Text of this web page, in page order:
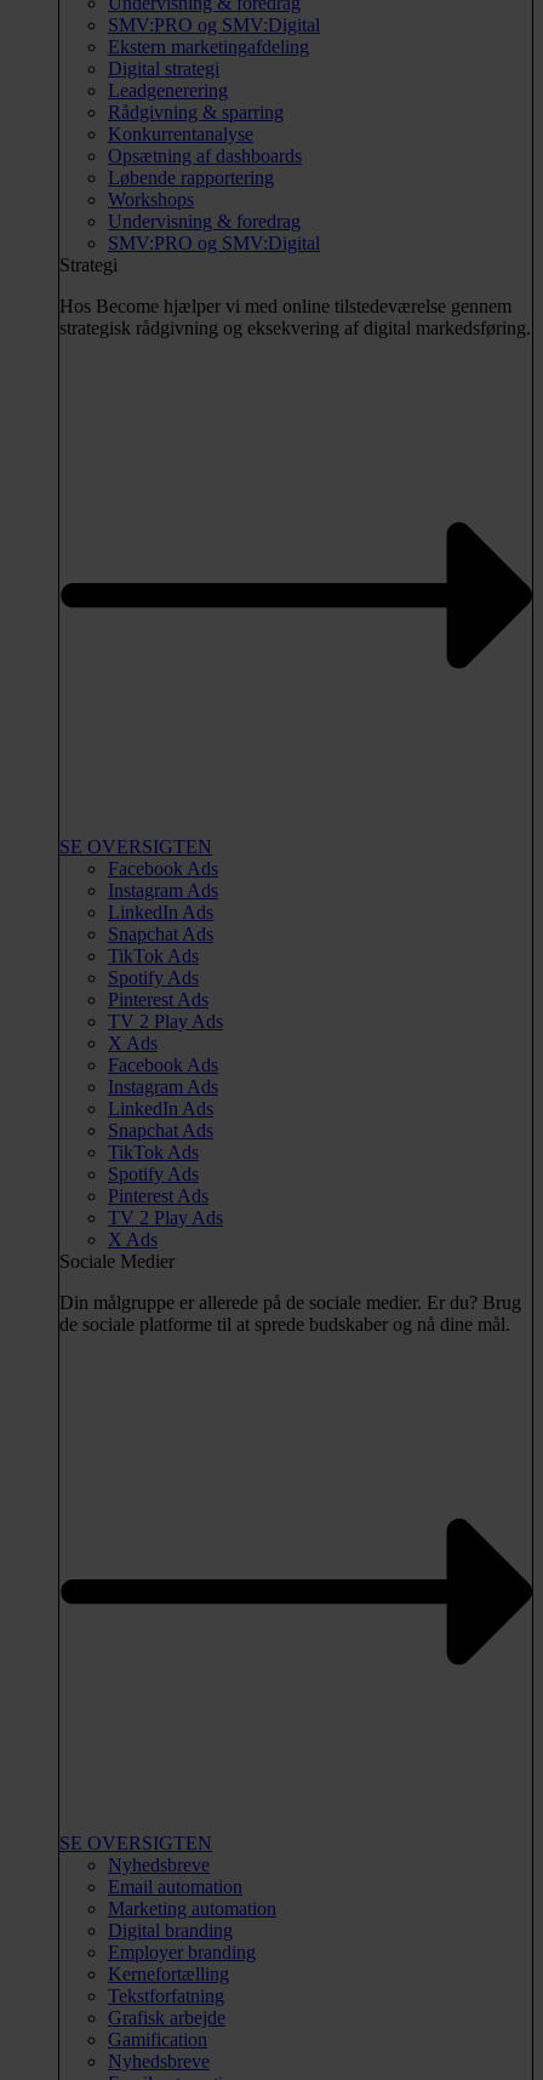
SMV:PRO og SMV:Digital
Ekstern marketingafdeling
Digital strategi
Leadgenerering
Rådgivning & sparring
Konkurrentanalyse
Opsætning af dashboards
Løbende rapportering
Workshops
Undervisning & foredrag
SMV:PRO og SMV:Digital
Strategi
Hos Become hjælper vi med online tilstedeværelse gennem
strategisk rådgivning og eksekvering af digital markedsføring.
SE OVERSIGTEN
Facebook Ads
Instagram Ads
LinkedIn Ads
Snapchat Ads
TikTok Ads
Spotify Ads
Pinterest Ads
TV 2 Play Ads
X Ads
Facebook Ads
Instagram Ads
LinkedIn Ads
Snapchat Ads
TikTok Ads
Spotify Ads
Pinterest Ads
TV 2 Play Ads
X Ads
Sociale Medier
Din målgruppe er allerede på de sociale medier. Er du? Brug
de sociale platforme til at sprede budskaber og nå dine mål.
SE OVERSIGTEN
Nyhedsbreve
Email automation
Marketing automation
Digital branding
Employer branding
Kernefortælling
Tekstforfatning
Grafisk arbejde
Gamification
Nyhedsbreve